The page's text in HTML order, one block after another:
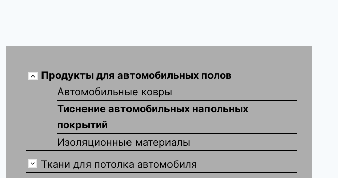
Продукты для автомобильных полов
Автомобильные ковры
Тиснение автомобильных напольных
покрытий
Изоляционные материалы
Ткани для потолка автомобиля